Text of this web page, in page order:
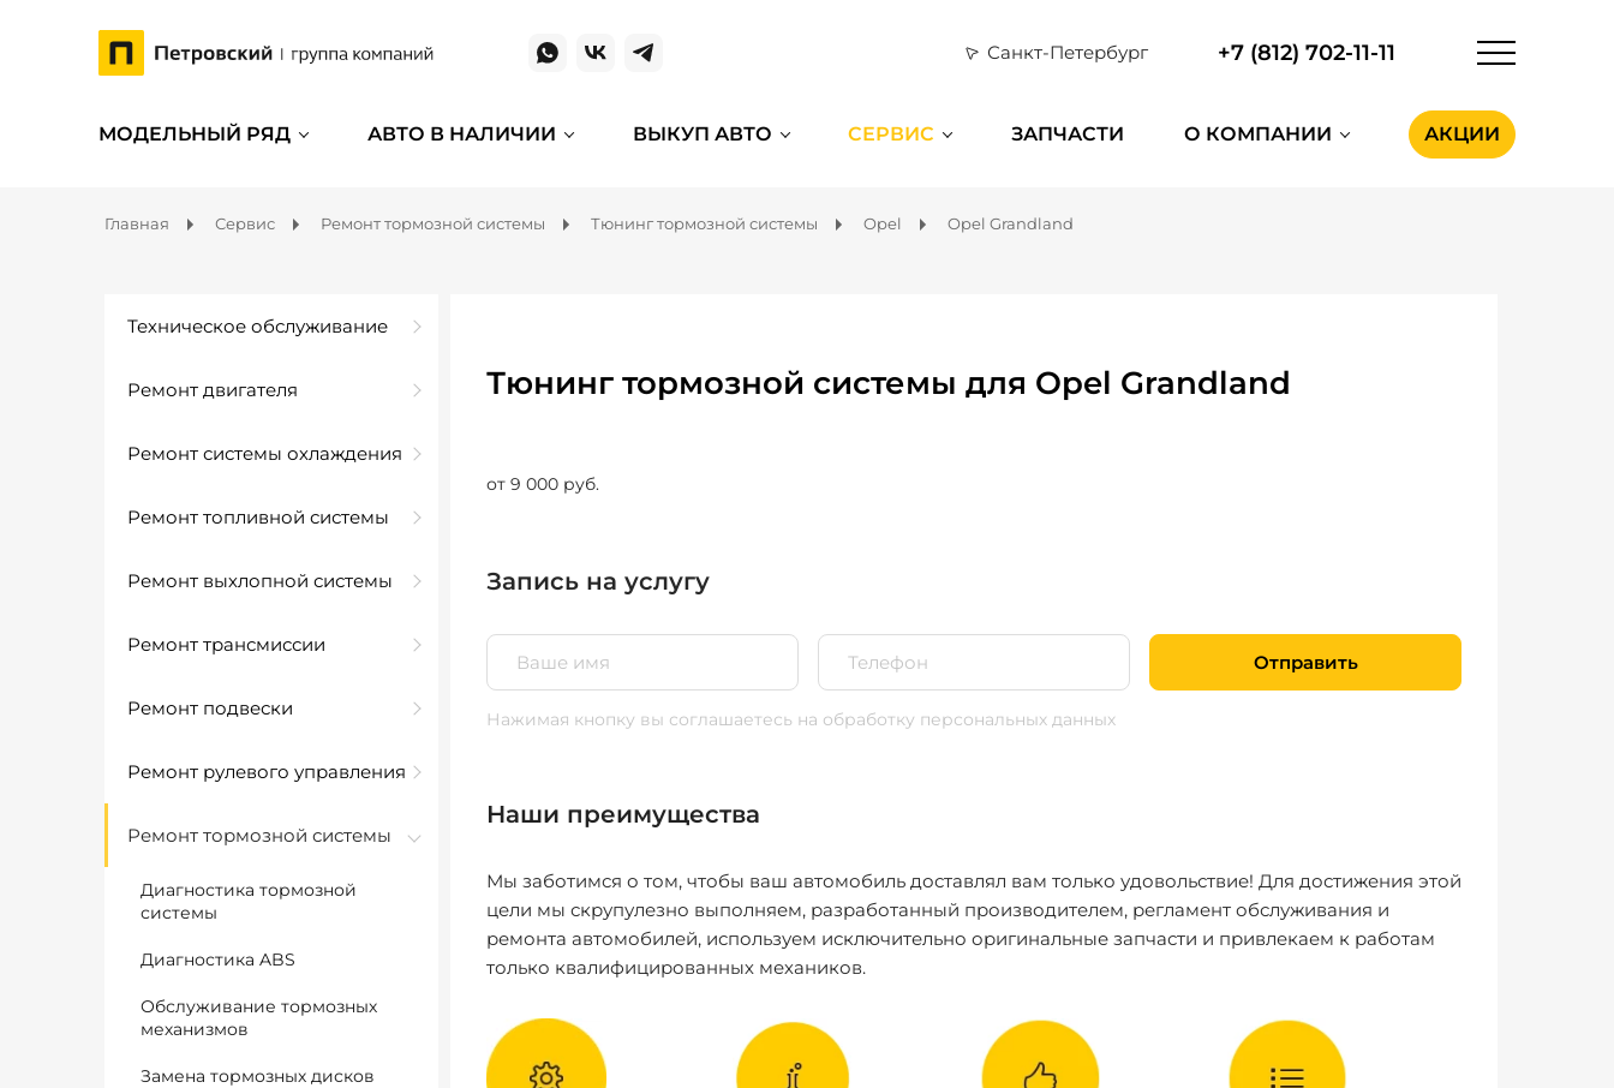
Санкт-Петербург +7 (812) 702-11-11
МОДЕЛЬНЫЙ РЯД АВТО В НАЛИЧИИ ВЫКУП АВТО СЕРВИС ЗАПЧАСТИ О КОМПАНИИ АКЦИИ
Главная Сервис Ремонт тормозной системы Тюнинг тормозной системы Opel Opel Grandland
Техническое обслуживание
Ремонт двигателя
Ремонт системы охлаждения
Ремонт топливной системы
Ремонт выхлопной системы
Ремонт трансмиссии
Ремонт подвески
Ремонт рулевого управления
Ремонт тормозной системы
Диагностика тормозной
системы
Диагностика ABS
Обслуживание тормозных
механизмов
Замена тормозных дисков
Тюнинг тормозной системы для Opel Grandland
от 9 000 руб.
Запись на услугу
Отправить
Нажимая кнопку вы соглашаетесь на обработку персональных данных
Наши преимущества
Мы заботимся о том, чтобы ваш автомобиль доставлял вам только удовольствие! Для достижения этой
цели мы скрупулезно выполняем, разработанный производителем, регламент обслуживания и
ремонта автомобилей, используем исключительно оригинальные запчасти и привлекаем к работам
только квалифицированных механиков.